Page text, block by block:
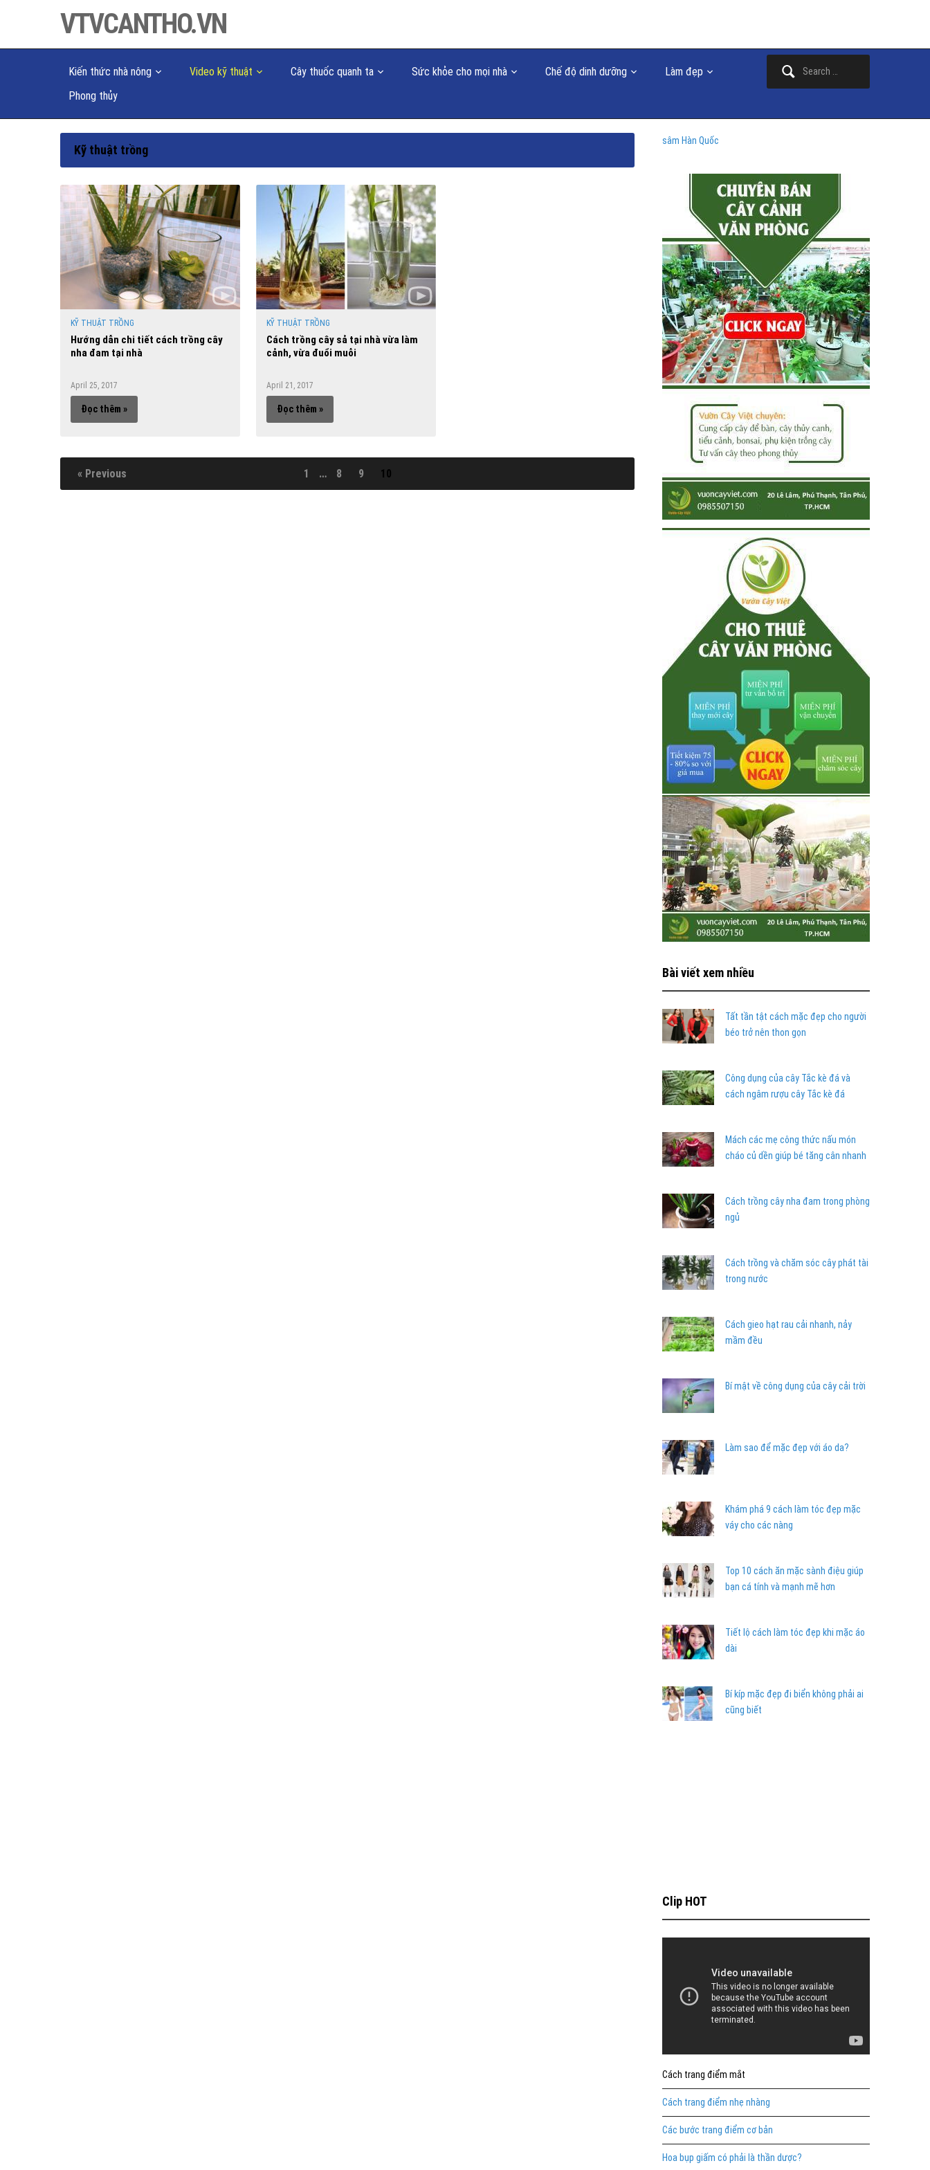
VTVCANTHO.VN
Kiến thức nhà nông Video kỹ thuật Cây thuốc quanh ta Sức khỏe cho mọi nhà Chế độ dinh dưỡng
Làm đẹp
Phong thủy
Kỹ thuật trồng
KỸ THUẬT TRỒNG
Hướng dẫn chi tiết cách trồng cây
nha đam tại nhà
April 25, 2017
Đọc thêm »
KỸ THUẬT TRỒNG
Cách trồng cây sả tại nhà vừa làm
cảnh, vừa đuổi muỗi
April 21, 2017
Đọc thêm »
« Previous 1 … 8 9 10
sâm Hàn Quốc
Bài viết xem nhiều
Tất tần tật cách mặc đẹp cho người
béo trở nên thon gọn
Công dụng của cây Tắc kè đá và
cách ngâm rượu cây Tắc kè đá
Mách các mẹ công thức nấu món
cháo củ dền giúp bé tăng cân nhanh
Cách trồng cây nha đam trong phòng
ngủ
Cách trồng và chăm sóc cây phát tài
trong nước
Cách gieo hạt rau cải nhanh, nảy
mầm đều
Bí mật về công dụng của cây cải trời
Làm sao để mặc đẹp với áo da?
Khám phá 9 cách làm tóc đẹp mặc
váy cho các nàng
Top 10 cách ăn mặc sành điệu giúp
bạn cá tính và mạnh mẽ hơn
Tiết lộ cách làm tóc đẹp khi mặc áo
dài
Bí kíp mặc đẹp đi biển không phải ai
cũng biết
Clip HOT
Cách trang điểm mắt
Cách trang điểm nhẹ nhàng
Các bước trang điểm cơ bản
Hoa bụp giấm có phải là thần dược?